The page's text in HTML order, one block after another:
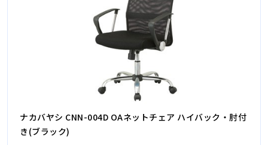
ナカバヤシ CNN-004D OAネットチェア ハイバック・肘付
き(ブラック)